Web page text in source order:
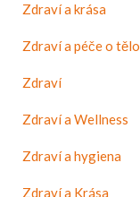
Zdraví a krása
Zdraví a péče o tělo
Zdraví
Zdraví a Wellness
Zdraví a hygiena
Zdraví a Krása